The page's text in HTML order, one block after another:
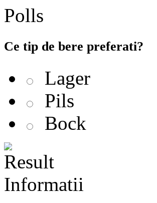
Polls
Ce tip de bere preferati?
Lager
Pils
Bock
Informatii